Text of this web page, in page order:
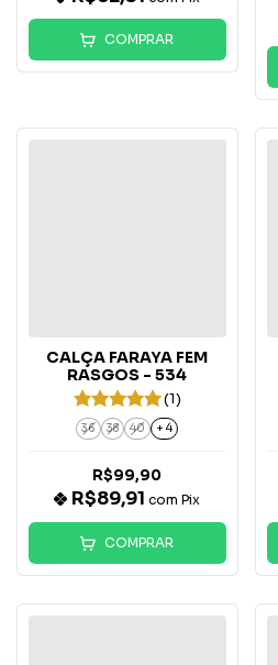
COMPRAR
CALÇA FARAYA FEM
RASGOS - 534
(1)
36 38 40 + 4
R$99,90
R$89,91com Pix
COMPRAR